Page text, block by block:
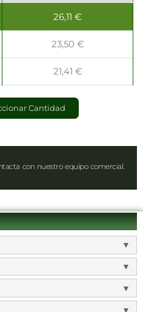
26,11€
23,50 €
21,41 €
Cantidad
con nuestro equipo comercial.